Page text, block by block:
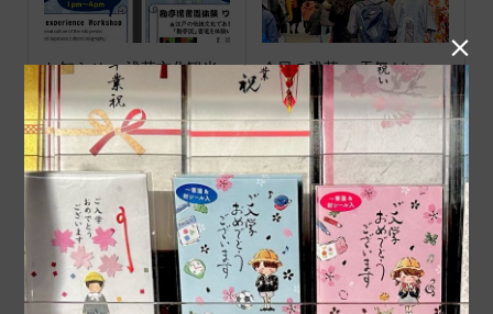
お知らせ。 浅草文化観光
センター７階展示スペース
にて勘亭流書道体験＆七...
今日の浅草。 天気がいい
と家から出る人増えます
ね。 正しく恐れてしっか...
商品カテゴリ
商品ジャンル
